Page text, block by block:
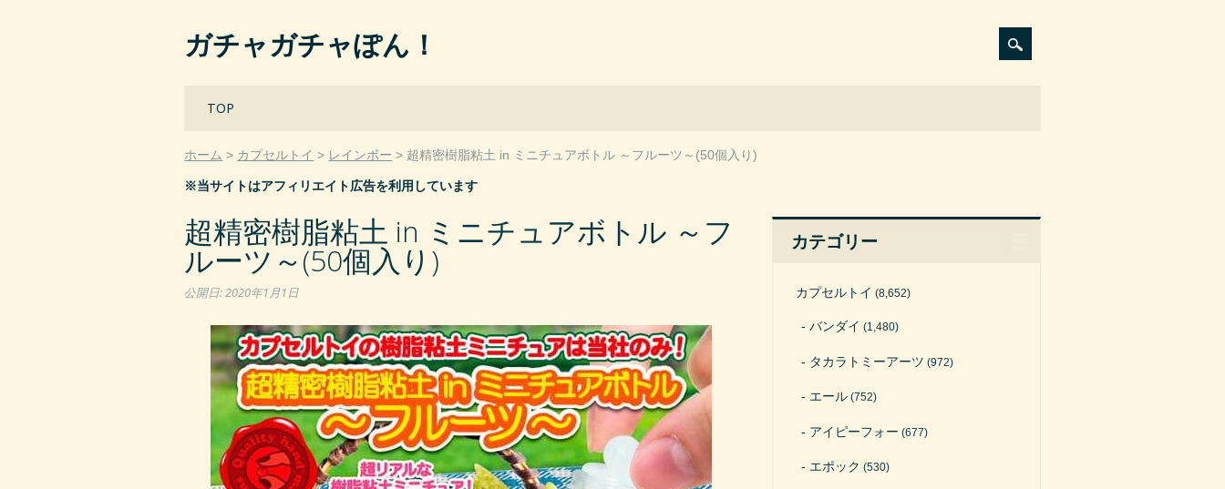
ガチャガチャぽん！
Main menu
TOP
ホーム カプセルトイ レインボー 超精密樹脂粘土 in ミニチュアボトル ～フルーツ～(50個入り)
※当サイトはアフィリエイト広告を利用しています
超精密樹脂粘土 in ミニチュアボトル ～フ
ルーツ～(50個入り)
公開日:2020年1月1日
カテゴリー
カプセルトイ (8,652)
バンダイ (1,480)
タカラトミーアーツ (972)
エール (752)
アイピーフォー (677)
エポック (530)